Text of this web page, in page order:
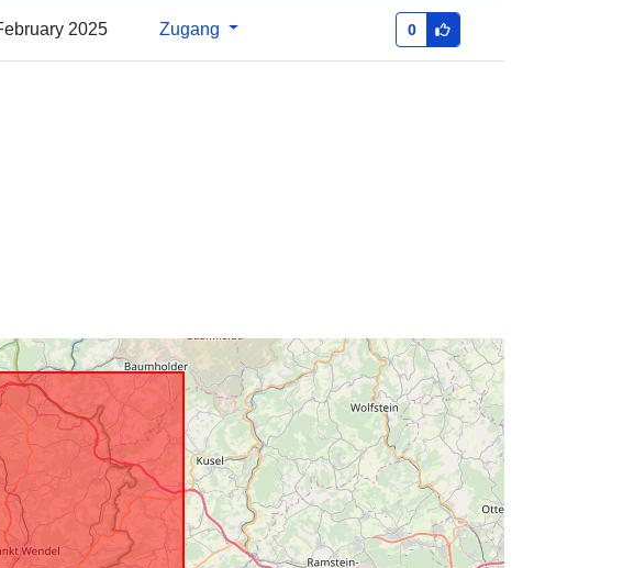
2025 Zugang 0
49.611175 ], [ 7.3682625,
49.611175 ], [ 7.3682625,